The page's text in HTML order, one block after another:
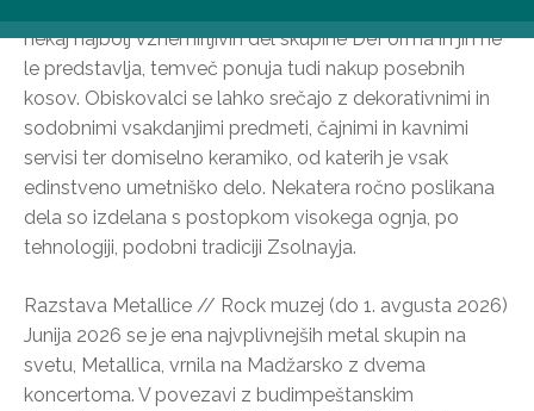
nekaj najbolj vznemirljivih del skupine DeForma in jih ne
le predstavlja, temveč ponuja tudi nakup posebnih
kosov. Obiskovalci se lahko srečajo z dekorativnimi in
sodobnimi vsakdanjimi predmeti, čajnimi in kavnimi
servisi ter domiselno keramiko, od katerih je vsak
edinstveno umetniško delo. Nekatera ročno poslikana
dela so izdelana s postopkom visokega ognja, po
tehnologiji, podobni tradiciji Zsolnayja.
Razstava Metallice // Rock muzej (do 1. avgusta 2026)
Junija 2026 se je ena najvplivnejših metal skupin na
svetu, Metallica, vrnila na Madžarsko z dvema
koncertoma. V povezavi z budimpeštanskim